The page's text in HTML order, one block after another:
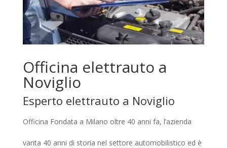
Officina elettrauto a
Noviglio
Esperto elettrauto a Noviglio
Officina Fondata a Milano oltre 40 anni fa, l’azienda
vanta 40 anni di storia nel settore automobilistico ed è